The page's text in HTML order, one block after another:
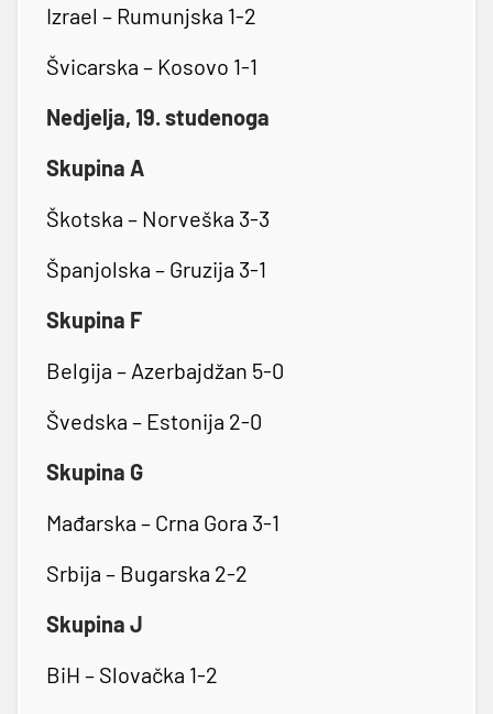
Izrael – Rumunjska 1-2
Švicarska – Kosovo 1-1
Nedjelja, 19. studenoga
Skupina A
Škotska – Norveška 3-3
Španjolska – Gruzija 3-1
Skupina F
Belgija – Azerbajdžan 5-0
Švedska – Estonija 2-0
Skupina G
Mađarska – Crna Gora 3-1
Srbija – Bugarska 2-2
Skupina J
BiH – Slovačka 1-2